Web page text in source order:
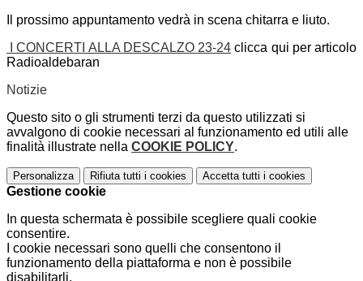
Il prossimo appuntamento vedrà in scena chitarra e liuto.
I CONCERTI ALLA DESCALZO 23-24 clicca qui per articolo
Radioaldebaran
Notizie
Questo sito o gli strumenti terzi da questo utilizzati si
avvalgono di cookie necessari al funzionamento ed utili alle
finalità illustrate nella COOKIE POLICY.
Personalizza Rifiuta tutti i cookies Accetta tutti i cookies
Gestione cookie
In questa schermata è possibile scegliere quali cookie
consentire.
I cookie necessari sono quelli che consentono il
funzionamento della piattaforma e non è possibile
disabilitarli.